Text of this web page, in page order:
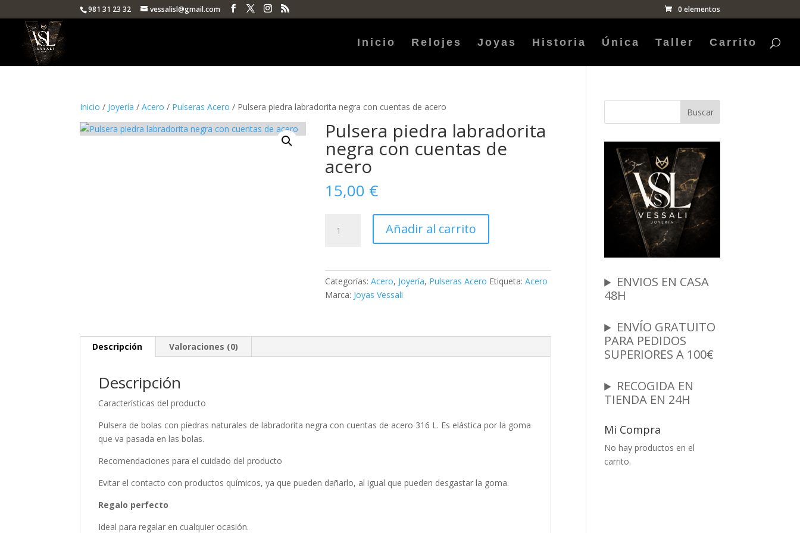
981 31 23 32 vessalisl@gmail.com 0 elementos
Inicio Relojes Joyas Historia Única Taller Carrito
Inicio / Joyería /Acero / Pulseras Acero / Pulsera piedra labradorita negra con cuentas de acero
Pulsera piedra labradorita
negra con cuentas de
acero
15,00 €
piedra
cuentas
Añadir al carrito
Categorías:Acero, Joyería, Pulseras Acero Etiqueta:Acero
Marca: Joyas Vessali
Descripción Valoraciones (0)
Descripción
Características del producto
Pulsera de bolas con piedras naturales de labradorita negra con cuentas de acero 316 L. Es elástica por la goma
que va pasada en las bolas.
Recomendaciones para el cuidado del producto
Evitar el contacto con productos químicos, ya que pueden dañarlo, al igual que pueden desgastar la goma.
Regalo perfecto
Ideal para regalar en cualquier ocasión.
Buscar
ENVIOS EN CASA
48H
ENVÍO GRATUITO
PARA PEDIDOS
SUPERIORES A 100€
RECOGIDA EN
TIENDA EN 24H
Mi Compra
No hay productos en el
carrito.